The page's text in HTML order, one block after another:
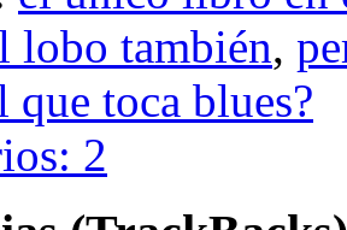
lobo también,
que toca blues?
2